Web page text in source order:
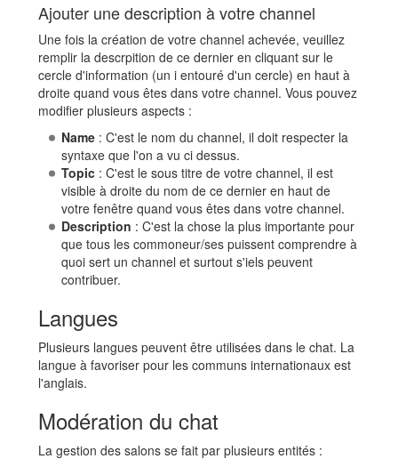
Ajouter une description à votre channel
Une fois la création de votre channel achevée, veuillez
remplir la descrpition de ce dernier en cliquant sur le
cercle d'information (un i entouré d'un cercle) en haut à
droite quand vous êtes dans votre channel. Vous pouvez
modifier plusieurs aspects :
Name: C'est le nom du channel, il doit respecter la
syntaxe que l'on a vu ci dessus.
Topic: C'est le sous titre de votre channel, il est
visible à droite du nom de ce dernier en haut de
votre fenêtre quand vous êtes dans votre channel.
Description : C'est la chose la plus importante pour
que tous les commoneur/ses puissent comprendre à
quoi sert un channel et surtout s'iels peuvent
contribuer.
Langues
Plusieurs langues peuvent être utilisées dans le chat. La
langue à favoriser pour les communs internationaux est
l'anglais.
Modération du chat
La gestion des salons se fait par plusieurs entités :